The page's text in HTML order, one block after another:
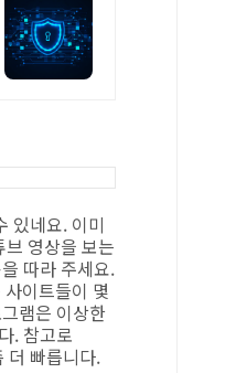
있네요. 이미
영상을 보는
따라 주세요.
이트들이 몇
램은 이상한
. 참고로
더 빠릅니다.